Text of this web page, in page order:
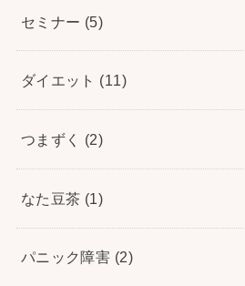
セミナー (5)
ダイエット (11)
つまずく (2)
なた豆茶 (1)
パニック障害 (2)